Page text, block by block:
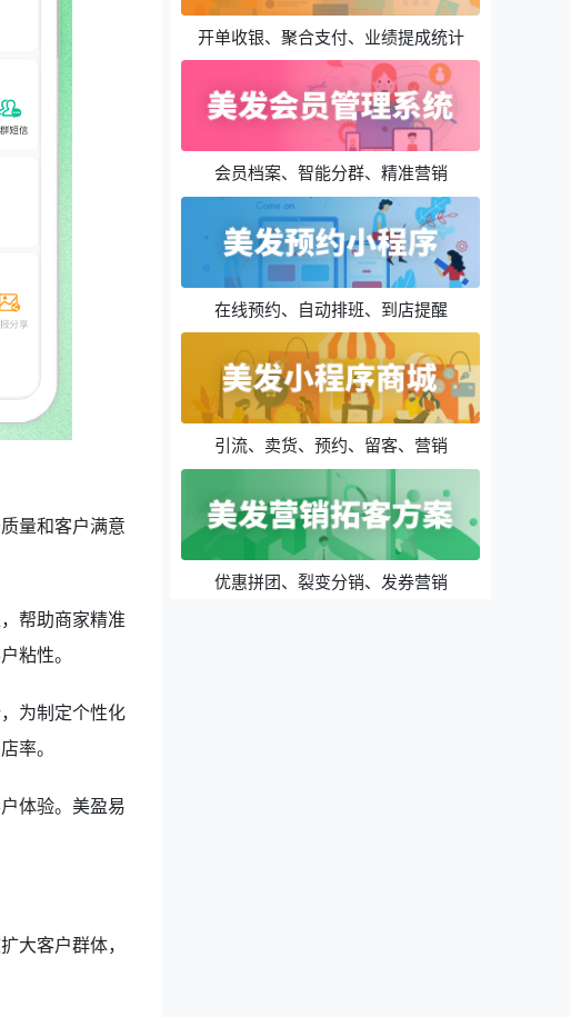
量和客户满意
帮助商家精准
粘性。
为制定个性化
率。
体验。美盈易
大客户群体，
开单收银、聚合支付、业绩提成统计
会员档案、智能分群、精准营销
在线预约、自动排班、到店提醒
引流、卖货、预约、留客、营销
优惠拼团、裂变分销、发券营销